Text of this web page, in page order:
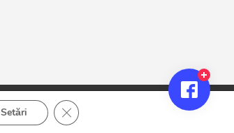
Setări Close GDPR Cookie Banner